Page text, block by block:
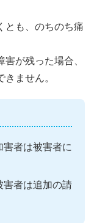
とも、のちのち痛
が残った場合、
ません。
者は被害者に
害者は追加の請